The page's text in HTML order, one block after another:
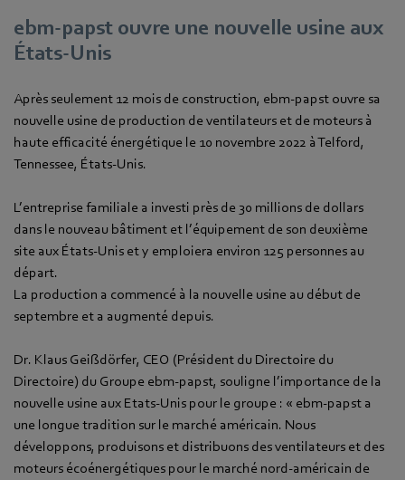
ebm-papst ouvre une nouvelle usine aux
États-Unis
Après seulement 12 mois de construction, ebm-papst ouvre sa
nouvelle usine de production de ventilateurs et de moteurs à
haute efficacité énergétique le 10 novembre 2022 à Telford,
Tennessee, États-Unis.
L’entreprise familiale a investi près de 30 millions de dollars
dans le nouveau bâtiment et l’équipement de son deuxième
site aux États-Unis et y emploiera environ 125 personnes au
départ.
La production a commencé à la nouvelle usine au début de
septembre et a augmenté depuis.
Dr. Klaus Geißdörfer, CEO (Président du Directoire du
Directoire) du Groupe ebm-papst, souligne l’importance de la
nouvelle usine aux Etats-Unis pour le groupe : « ebm-papst a
une longue tradition sur le marché américain. Nous
développons, produisons et distribuons des ventilateurs et des
moteurs écoénergétiques pour le marché nord-américain de